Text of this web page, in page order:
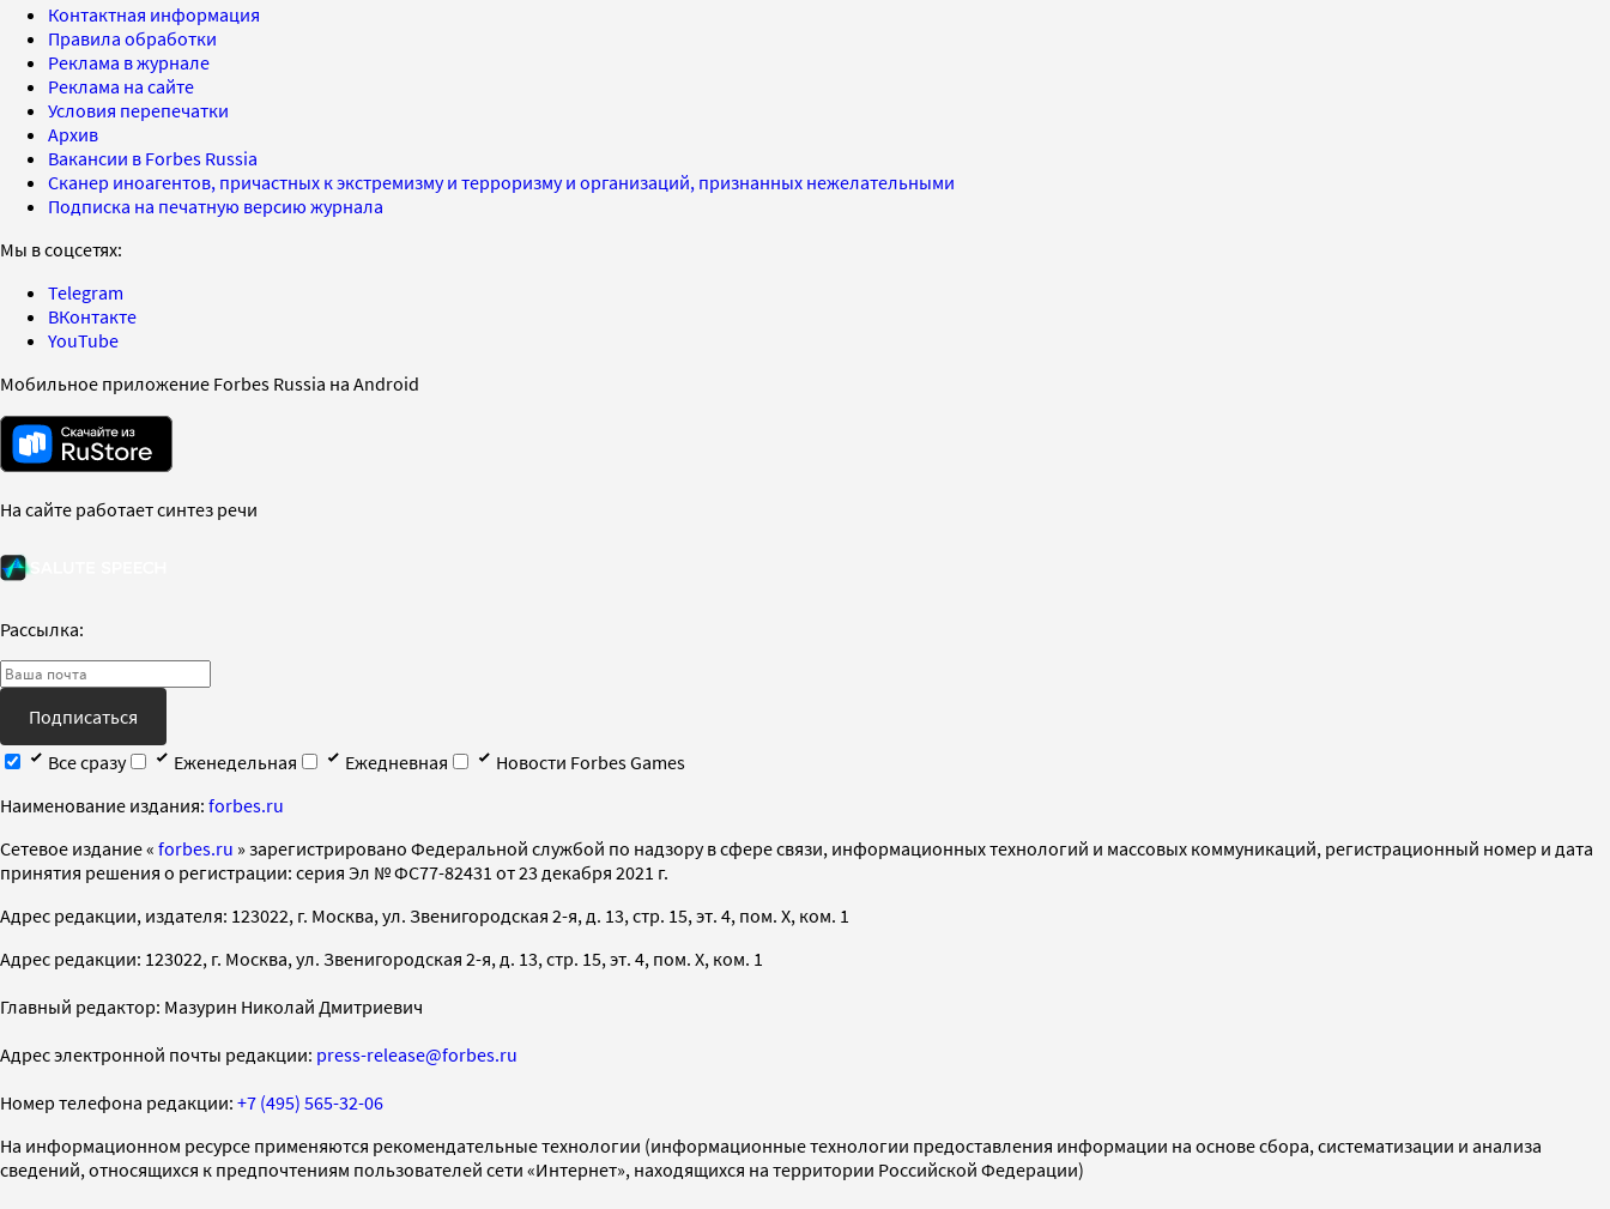
Контактная информация
Правила обработки
Реклама в журнале
Реклама на сайте
Условия перепечатки
Архив
Вакансии в Forbes Russia
Сканер иноагентов, причастных к экстремизму и терроризму и организаций, признанных нежелательными
Подписка на печатную версию журнала
Мы в соцсетях:
Telegram
ВКонтакте
YouTube
Мобильное приложение Forbes Russia на Android
На сайте работает синтез речи
Рассылка:
Подписаться
Все сразу
Еженедельная Ежедневная
Новости Forbes Games
Наименование издания: forbes.ru
Cетевое издание « forbes.ru » зарегистрировано Федеральной службой по надзору в сфере связи, информационных технологий и массовых коммуникаций, регистрационный номер и дата
принятия решения о регистрации: серия Эл № ФС77-82431 от 23 декабря 2021 г.
Адрес редакции, издателя: 123022, г. Москва, ул. Звенигородская 2-я, д. 13, стр. 15, эт. 4, пом. X, ком. 1
Адрес редакции: 123022, г. Москва, ул. Звенигородская 2-я, д. 13, стр. 15, эт. 4, пом. X, ком. 1
Главный редактор: Мазурин Николай Дмитриевич
Адрес электронной почты редакции: press-release@forbes.ru
Номер телефона редакции: +7 (495) 565-32-06
На информационном ресурсе применяются рекомендательные технологии (информационные технологии предоставления информации на основе сбора, систематизации и анализа
сведений, относящихся к предпочтениям пользователей сети «Интернет», находящихся на территории Российской Федерации)